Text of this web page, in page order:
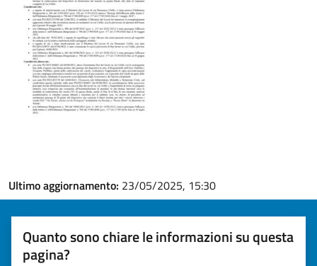
Ultimo aggiornamento: 23/05/2025, 15:30
Quanto sono chiare le informazioni su questa
pagina?